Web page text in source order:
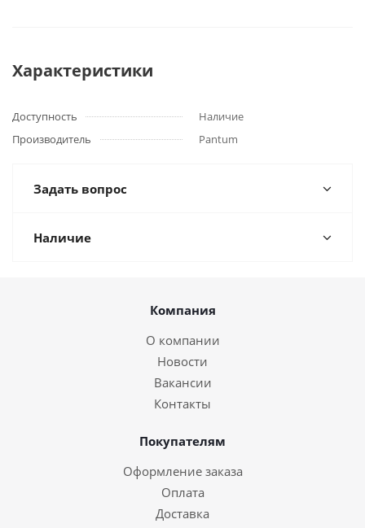
Характеристики
Доступность
Наличие
Производитель
Pantum
Задать вопрос
Наличие
Компания
О компании
Новости
Вакансии
Контакты
Покупателям
Оформление заказа
Оплата
Доставка